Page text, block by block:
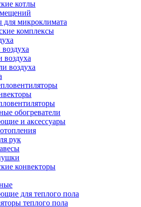
котлы
для микроклимата
комплексы
воздуха
воздуха
обогреватели
и аксессуары
рук
конвекторы
для теплого пола
теплого пола